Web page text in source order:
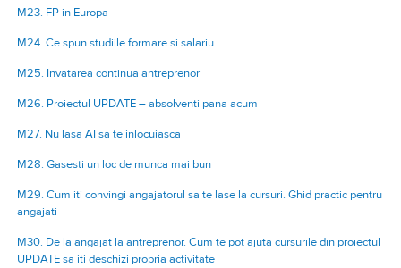
M23. FP in Europa
M24. Ce spun studiile formare si salariu
M25. Invatarea continua antreprenor
M26. Proiectul UPDATE – absolventi pana acum
M27. Nu lasa AI sa te inlocuiasca
M28. Gasesti un loc de munca mai bun
M29. Cum iti convingi angajatorul sa te lase la cursuri. Ghid practic pentru
angajati
M30. De la angajat la antreprenor. Cum te pot ajuta cursurile din proiectul
UPDATE sa iti deschizi propria activitate